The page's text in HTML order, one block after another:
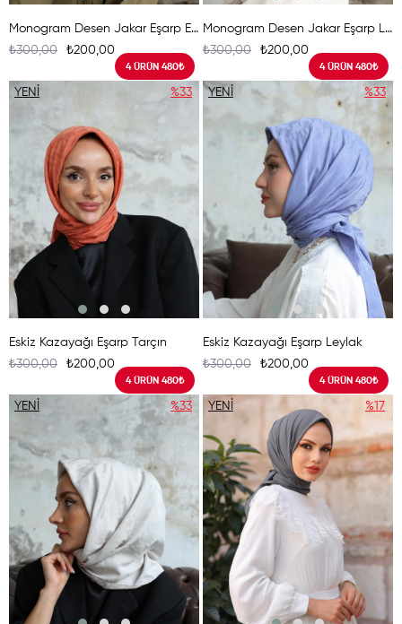
Monogram Desen Jakar Eşarp Ekru
₺200,00
₺300,00
4 ÜRÜN 480₺
Monogram Desen Jakar Eşarp Lila
₺200,00
₺300,00
4 ÜRÜN 480₺
Eskiz Kazayağı Eşarp Tarçın
₺200,00
₺300,00
4 ÜRÜN 480₺
%33
YENI
Eskiz Kazayağı Eşarp Leylak
₺200,00
₺300,00
4 ÜRÜN 480₺
%33
YENI
%33
YENI
%17
YENI